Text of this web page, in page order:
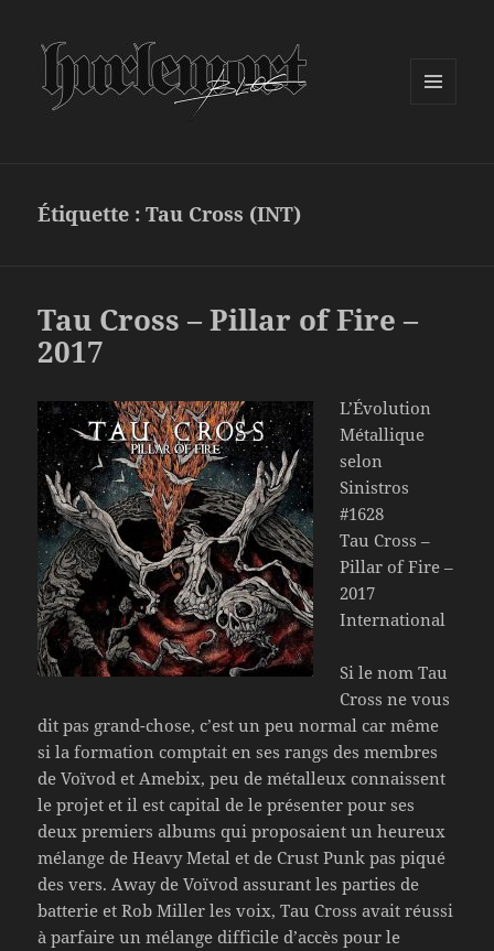
Étiquette :Tau Cross (INT)
Tau Cross – Pillar of Fire –
2017
L’Évolution
Métallique
selon
Sinistros
#1628
Tau Cross –
Pillar of Fire –
2017
International
Si le nom Tau
Cross ne vous
dit pas grand-chose, c’est un peu normal car même
si la formation comptait en ses rangs des membres
de Voïvod et Amebix, peu de métalleux connaissent
le projet et il est capital de le présenter pour ses
deux premiers albums qui proposaient un heureux
mélange de Heavy Metal et de Crust Punk pas piqué
des vers. Away de Voïvod assurant les parties de
batterie et Rob Miller les voix, Tau Cross avait réussi
à parfaire un mélange difficile d’accès pour le